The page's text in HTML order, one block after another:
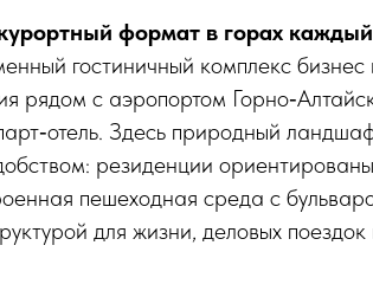
формат в горах
гостиничный комплекс бизнес
рядом с аэропортом
Здесь природный
резиденции
пешеходная среда с
для жизни, деловых поездок